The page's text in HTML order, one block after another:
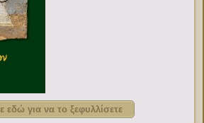
εδώ για να το ξεφυλλίσετε